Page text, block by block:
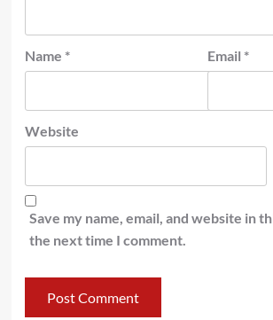
Name * Email *
Website
Save my name, email, and website in
the next time I comment.